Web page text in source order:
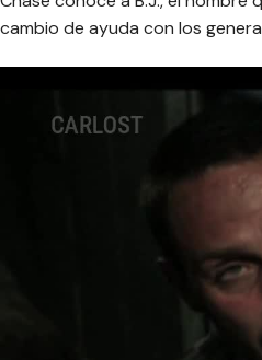
cambio de ayuda con los